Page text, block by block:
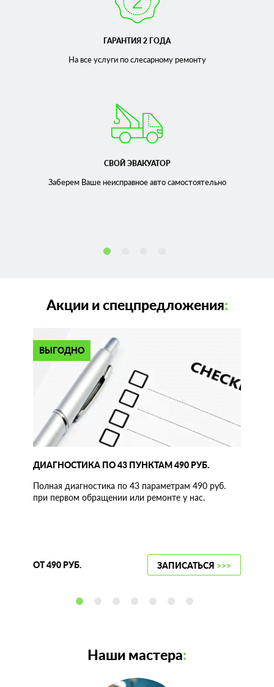
ГАРАНТИЯ 2 ГОДА
На все услуги по слесарномуремонту
СВОЙ ЭВАКУАТОР
Заберем Ваше неисправноеавто самостоятельно
Акции и спецпредложения:
ВЫГОДНО
ДИАГНОСТИКА ПО 43 ПУНКТАМ 490 РУБ.
Полная диагностика по 43 параметрам 490 руб.
при первом обращении или ремонте у нас.
ОТ 490 РУБ. ЗАПИСАТЬСЯ >>>
Наши мастера: